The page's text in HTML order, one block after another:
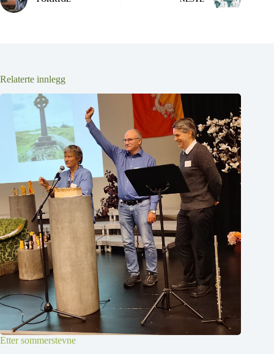
Relaterte innlegg
Etter sommerstevne